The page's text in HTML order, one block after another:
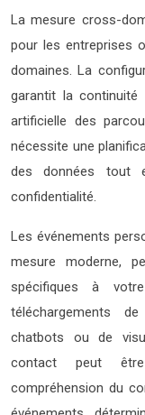
La mesure cross-
pour les entreprises
domaines. La
garantit la continuité
artificielle des
nécessite une
des données tout
confidentialité.
Les événements
mesure moderne,
spécifiques à
téléchargements
chatbots ou de
contact peut
compréhension du